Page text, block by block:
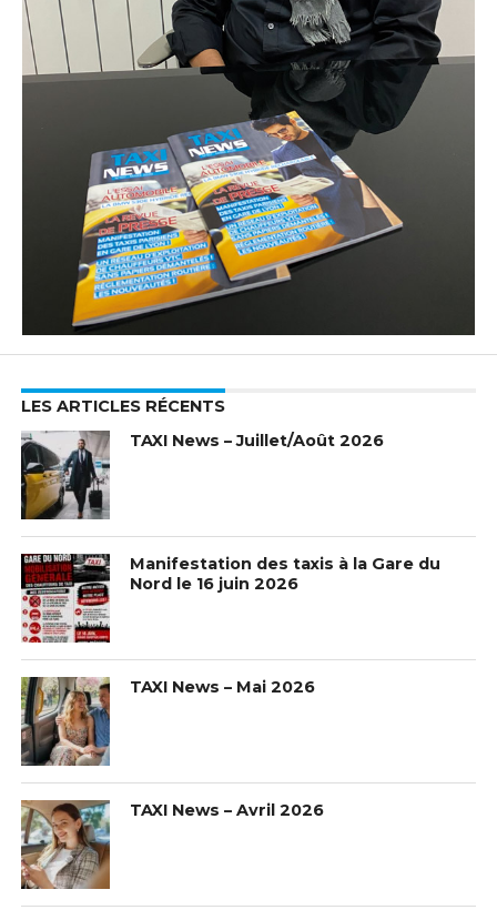
LES ARTICLES RÉCENTS
TAXI News – Juillet/Août 2026
Manifestation des taxis à la Gare du
Nord le 16 juin 2026
TAXI News – Mai 2026
TAXI News – Avril 2026